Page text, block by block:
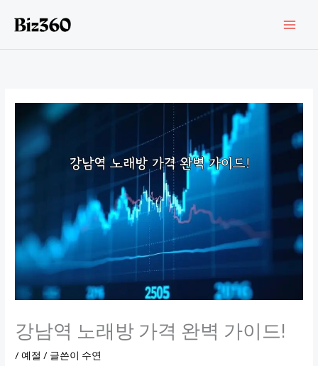
로
강남역 노래방 가격 완벽 가이드!
/예절/ 글쓴이 수연